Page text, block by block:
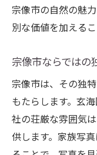
宗像市の自然の魅
別な価値を加えるこ
宗像市ならではの
宗像市は、その独
もたらします。玄
社の荘厳な雰囲気
供します。家族写